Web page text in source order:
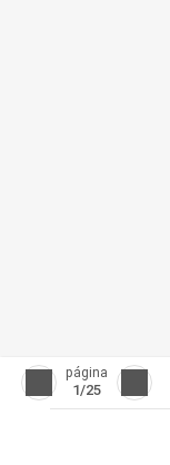
página
1/25